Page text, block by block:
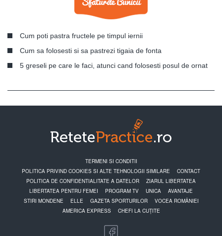
Cum poti pastra fructele pe timpul iernii
Cum sa folosesti si sa pastrezi tigaia de fonta
5 greseli pe care le faci, atunci cand folosesti posul de ornat
TERMENI SI CONDITII
POLITICA PRIVIND COOKIES SI ALTE TEHNOLOGII SIMILARE
CONTACT
POLITICA DE CONFIDENTIALITATE A DATELOR
ZIARUL LIBERTATEA
LIBERTATEA PENTRU FEMEI
PROGRAM TV UNICA
AVANTAJE
STIRI MONDENE
ELLE GAZETA SPORTURILOR
VOCEA ROMÂNIEI
AMERICA EXPRESS
CHEFI LA CUȚITE